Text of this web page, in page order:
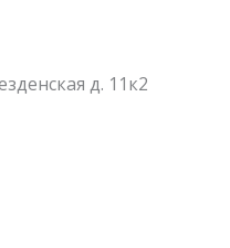
д. 11к2